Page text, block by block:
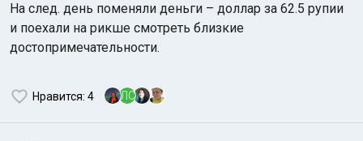
На след. день поменяли деньги – доллар за 62.5 рупии
и поехали на рикше смотреть близкие
достопримечательности.
Нравится: 4 ЛС